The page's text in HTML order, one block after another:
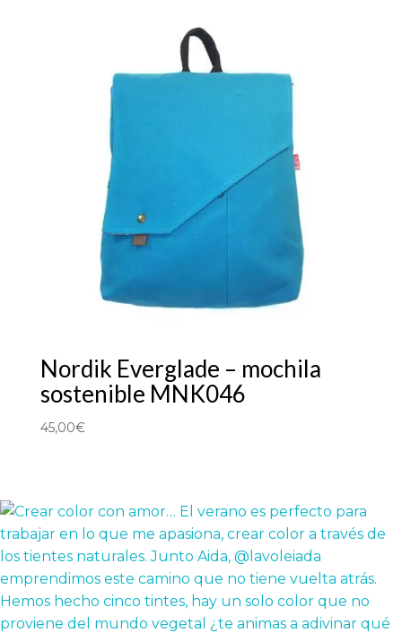
Nordik Everglade – mochila
sostenible MNK046
45,00€